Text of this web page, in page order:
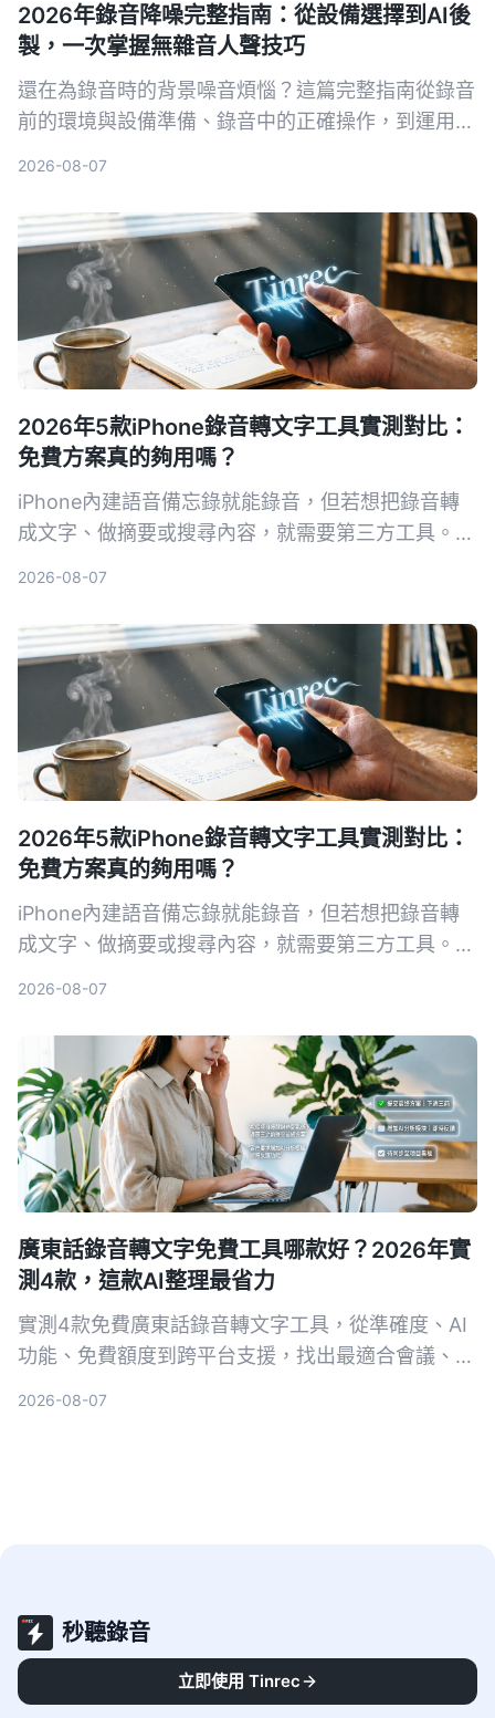
2026年錄音降噪完整指南：從設備選擇到AI後
製，一次掌握無雜音人聲技巧
還在為錄音時的背景噪音煩惱？這篇完整指南從錄音
前的環境與設備準備、錄音中的正確操作，到運用AI
2026-08-07
2026年5款iPhone錄音轉文字工具實測對比：
免費方案真的夠用嗎？
iPhone內建語音備忘錄就能錄音，但若想把錄音轉
成文字、做摘要或搜尋內容，就需要第三方工具。本
2026-08-07
2026年5款iPhone錄音轉文字工具實測對比：
免費方案真的夠用嗎？
iPhone內建語音備忘錄就能錄音，但若想把錄音轉
成文字、做摘要或搜尋內容，就需要第三方工具。本
2026-08-07
廣東話錄音轉文字免費工具哪款好？2026年實
測4款，這款AI整理最省力
實測4款免費廣東話錄音轉文字工具，從準確度、AI
功能、免費額度到跨平台支援，找出最適合會議、訪
2026-08-07
秒聽錄音
一鍵生成會議記錄 · AI 會議助理
立即使用 Tinrec